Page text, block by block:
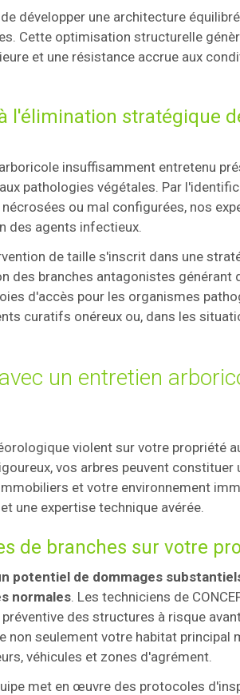
développer une architecture
Cette optimisation structurelle
et une résistance accrue aux
l'élimination stratégique
insuffisamment entretenu
pathologies végétales. Par
ou mal configurées, nos
des agents infectieux.
de taille s'inscrit dans une
des branches antagonistes générant
d'accès pour les organismes
curatifs onéreux ou, dans les
un entretien
violent sur votre propriété au
vos arbres peuvent constituer
et votre environnement
une expertise technique avérée.
de branches sur votre
potentiel de dommages
normales. Les techniciens de
des structures à risque
non seulement votre habitat principal
véhicules et zones d'agrément.
met en œuvre des protocoles